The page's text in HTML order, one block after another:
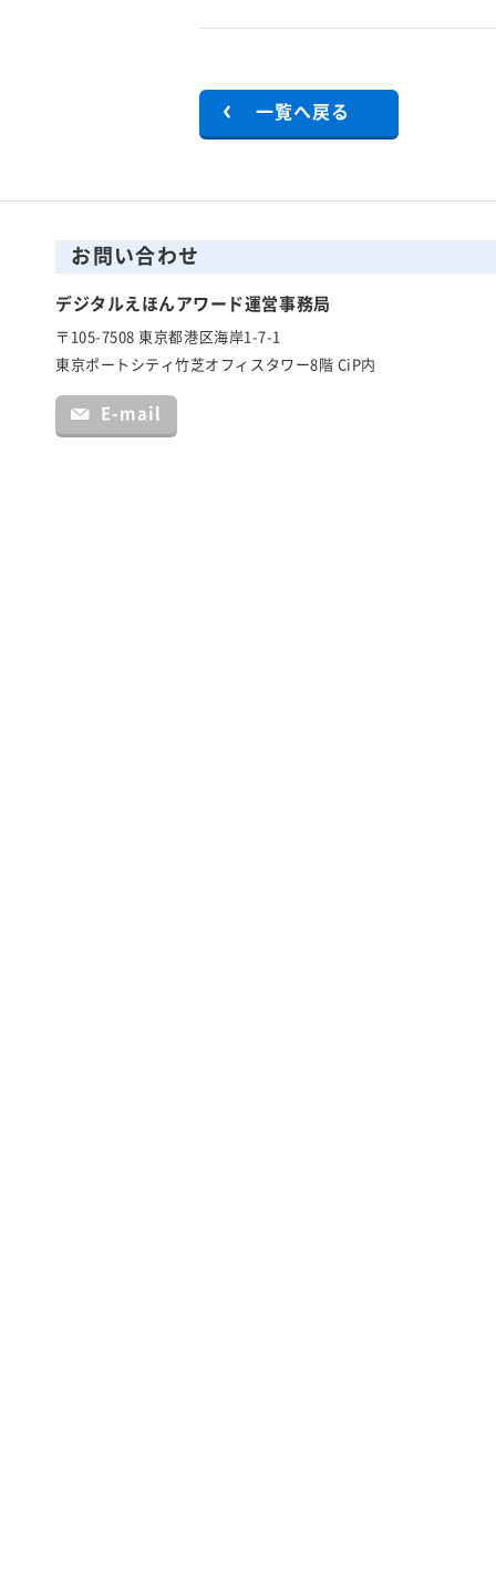
一覧へ戻る
お問い合わせ
デジタルえほんアワード運営事務局
〒105-7508 東京都港区海岸1-7-1
東京ポートシティ竹芝オフィスタワー8階 CiP内
E-mail